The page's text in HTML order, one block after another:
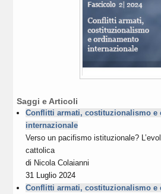
Saggi e Articoli
Conflitti armati, costituzionalismo e
internazionale
Verso un pacifismo istituzionale?
cattolica
di Nicola Colaianni
31 Luglio 2024
Conflitti armati, costituzionalismo e